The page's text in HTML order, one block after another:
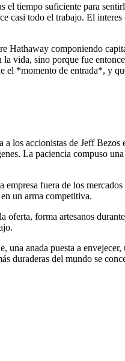
el tiempo suficiente para
todo el trabajo. El
Hathaway componiendo
vida, sino porque fue
*momento de entrada*, y
los accionistas de Jeff
La paciencia compuso
fuera de los
un arma competitiva.
forma artesanos
anada puesta a
duraderas del mundo se